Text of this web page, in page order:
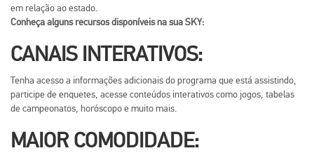
em relação ao estado.
Conheça alguns recursos disponíveis na suaSKY:
CANAIS INTERATIVOS:
Tenha acesso a informações adicionais do programa que está assistindo,
participe de enquetes, acesse conteúdos interativos como jogos, tabelas
de campeonatos, horóscopo e muito mais.
MAIOR COMODIDADE: